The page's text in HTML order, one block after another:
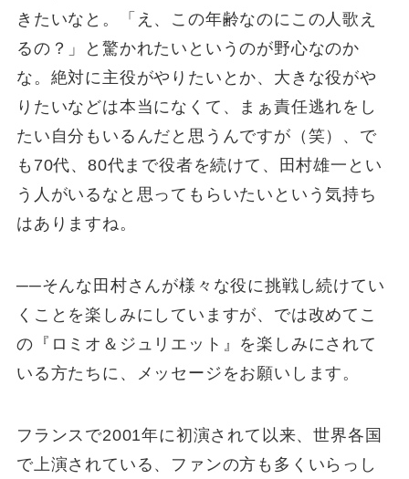
きたいなと。「え、この年齢なのにこの人歌え
るの？」と驚かれたいというのが野心なのか
な。絶対に主役がやりたいとか、大きな役がや
りたいなどは本当になくて、まぁ責任逃れをし
たい自分もいるんだと思うんですが（笑）、で
も70代、80代まで役者を続けて、田村雄一とい
う人がいるなと思ってもらいたいという気持ち
はありますね。
──そんな田村さんが様々な役に挑戦し続けてい
くことを楽しみにしていますが、では改めてこ
の『ロミオ＆ジュリエット』を楽しみにされて
いる方たちに、メッセージをお願いします。
フランスで2001年に初演されて以来、世界各国
で上演されている、ファンの方も多くいらっし